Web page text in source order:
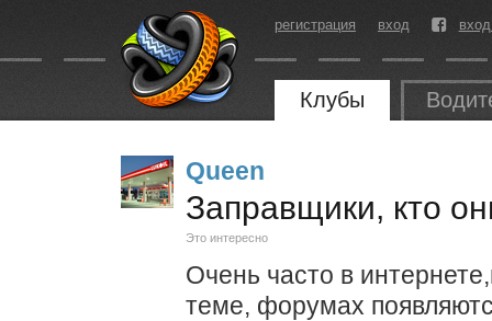
регистрация вход
Клубы
Queen
Заправщики, кто
Это интересно
Очень часто в
теме, форумах